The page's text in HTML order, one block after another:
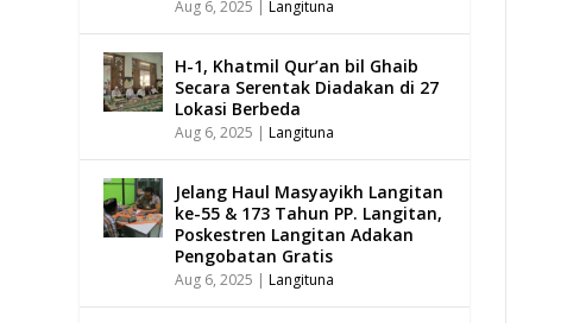
Aug 6, 2025 | Langituna
H-1, Khatmil Qur’an bil Ghaib
Secara Serentak Diadakan di 27
Lokasi Berbeda
Aug 6, 2025 | Langituna
Jelang Haul Masyayikh Langitan
ke-55 & 173 Tahun PP. Langitan,
Poskestren Langitan Adakan
Pengobatan Gratis
Aug 6, 2025 | Langituna